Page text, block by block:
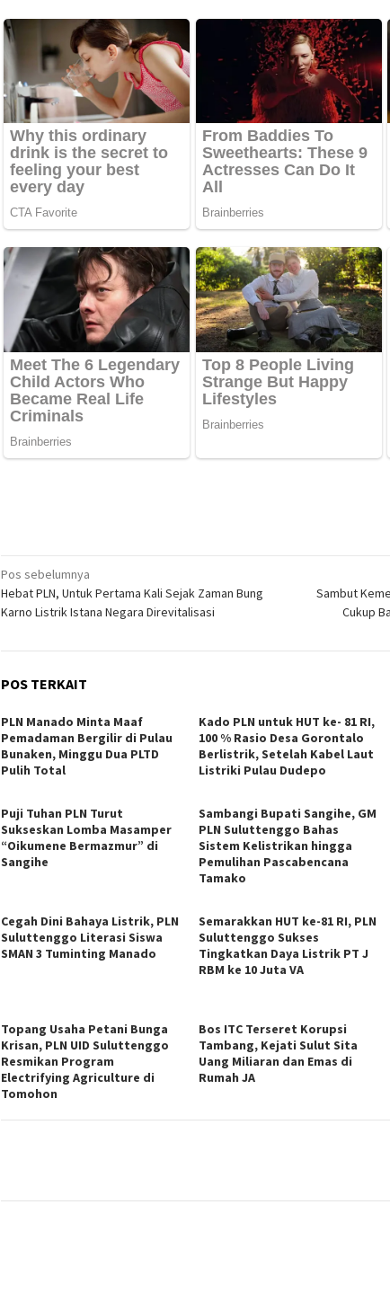
Navigasi
pos
Pos sebelumnya
Hebat PLN, Untuk Pertama Kali Sejak Zaman Bung
Karno Listrik Istana Negara Direvitalisasi
Sambut
Cukup
POS TERKAIT
PLN Manado Minta Maaf
Pemadaman Bergilir di Pulau
Bunaken, Minggu Dua PLTD
Pulih Total
Kado PLN untuk HUT ke- 81 RI,
100 % Rasio Desa Gorontalo
Berlistrik, Setelah Kabel Laut
Listriki Pulau Dudepo
Puji Tuhan PLN Turut
Sukseskan Lomba Masamper
“Oikumene Bermazmur” di
Sangihe
Sambangi Bupati Sangihe, GM
PLN Suluttenggo Bahas
Sistem Kelistrikan hingga
Pemulihan Pascabencana
Tamako
Cegah Dini Bahaya Listrik, PLN
Suluttenggo Literasi Siswa
SMAN 3 Tuminting Manado
Semarakkan HUT ke-81 RI, PLN
Suluttenggo Sukses
Tingkatkan Daya Listrik PT J
RBM ke 10 Juta VA
Topang Usaha Petani Bunga
Krisan, PLN UID Suluttenggo
Resmikan Program
Electrifying Agriculture di
Tomohon
Bos ITC Terseret Korupsi
Tambang, Kejati Sulut Sita
Uang Miliaran dan Emas di
Rumah JA